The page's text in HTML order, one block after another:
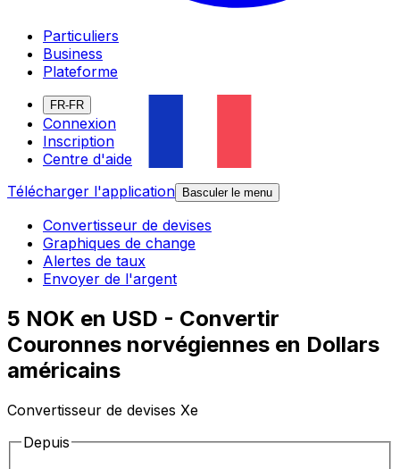
Particuliers
Business
Plateforme
FR-FR
Connexion
Inscription
Centre d'aide
Télécharger l'application
Basculer le menu
Convertisseur de devises
Graphiques de change
Alertes de taux
Envoyer de l'argent
5 NOK en USD - Convertir
Couronnes norvégiennes en Dollars
américains
Convertisseur de devises Xe
Depuis